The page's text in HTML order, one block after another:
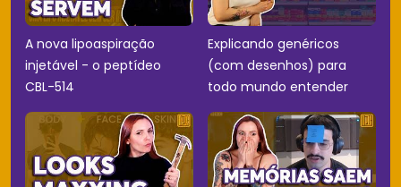
A nova lipoaspiração
injetável - o peptídeo
CBL-514
Explicando genéricos
(com desenhos) para
todo mundo entender